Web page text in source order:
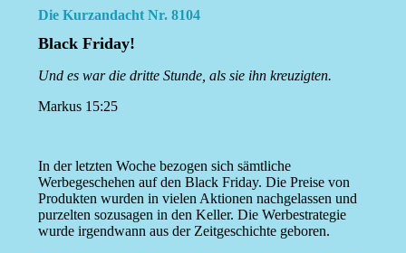
Die Kurzandacht Nr. 8104
Black Friday!
Und es war die dritte Stunde, als sie ihn kreuzigten.
Markus 15:25
In der letzten Woche bezogen sich sämtliche
Werbegeschehen auf den Black Friday. Die Preise von
Produkten wurden in vielen Aktionen nachgelassen und
purzelten sozusagen in den Keller. Die Werbestrategie
wurde irgendwann aus der Zeitgeschichte geboren.